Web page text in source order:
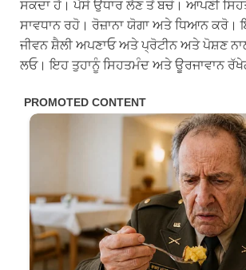
ਸਕਦਾ ਹੈ। ਪੈਸੇ ਉਧਾਰ ਲੈਣ ਤੋਂ ਬਚੋ। ਆਪਣੀ
ਸਾਵਧਾਨ ਰਹੋ। ਰੋਜ਼ਾਨਾ ਯੋਗਾ ਅਤੇ ਧਿਆਨ ਕਰੋ।
ਜੀਵਨ ਸ਼ੈਲੀ ਅਪਣਾਓ ਅਤੇ ਪ੍ਰੋਟੀਨ ਅਤੇ ਪੋਸ਼ਣ
ਲਓ। ਇਹ ਤੁਹਾਨੂੰ ਸਿਹਤਮੰਦ ਅਤੇ ਊਰਜਾਵਾਨ